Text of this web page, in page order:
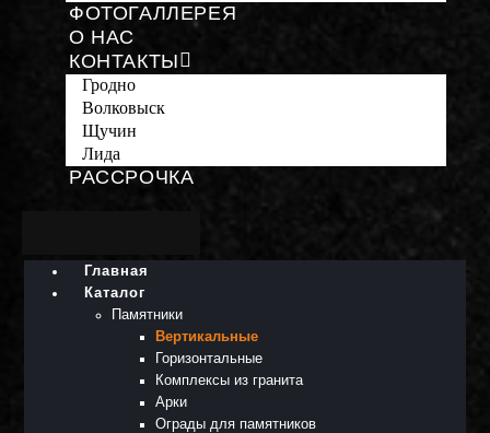
ФОТОГАЛЛЕРЕЯ
О НАС
КОНТАКТЫ
Гродно
Волковыск
Щучин
Лида
РАССРОЧКА
Главная
Каталог
Памятники
Вертикальные
Горизонтальные
Комплексы из гранита
Арки
Ограды для памятников